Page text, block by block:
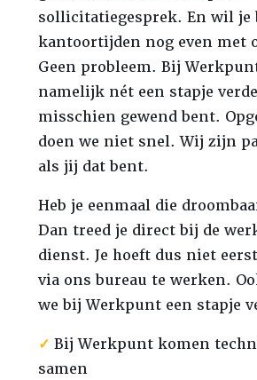
sollicitatiegesprek. En wil je
kantoortijden nog even met
Geen probleem. Bij
namelijk nét een stapje
misschien gewend bent.
doen we niet snel. Wij zijn
als jij dat bent.
Heb je eenmaal die
Dan treed je direct bij de
dienst. Je hoeft dus niet
via ons bureau te werken.
we bij Werkpunt een stapje
✓ Bij Werkpunt komen
samen